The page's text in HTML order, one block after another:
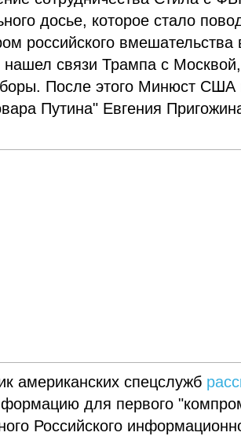
досье, которое стало
российского вмешательства
связи Трампа с Москвой,
После этого Минюст США
Путина" Евгения
американских спецслужб
для первого
Российского